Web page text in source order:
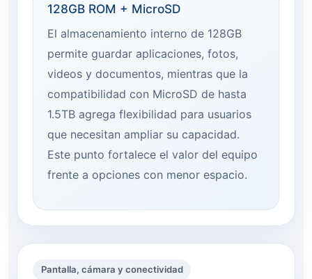
128GB ROM + MicroSD
El almacenamiento interno de 128GB
permite guardar aplicaciones, fotos,
videos y documentos, mientras que la
compatibilidad con MicroSD de hasta
1.5TB agrega flexibilidad para usuarios
que necesitan ampliar su capacidad.
Este punto fortalece el valor del equipo
frente a opciones con menor espacio.
Pantalla, cámara y conectividad